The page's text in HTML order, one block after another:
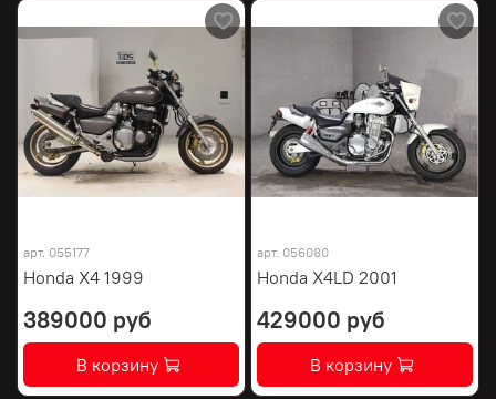
арт. 055177
Honda X4 1999
389000 руб
В корзину
арт. 056080
Honda X4LD 2001
429000 руб
В корзину